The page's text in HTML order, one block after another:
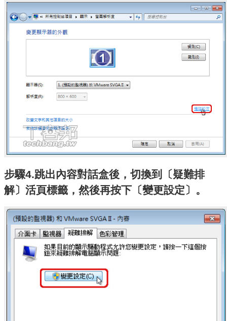
步驟4.跳出內容對話盒後，切換到〔疑難排
解〕活頁標籤，然後再按下〔變更設定〕。